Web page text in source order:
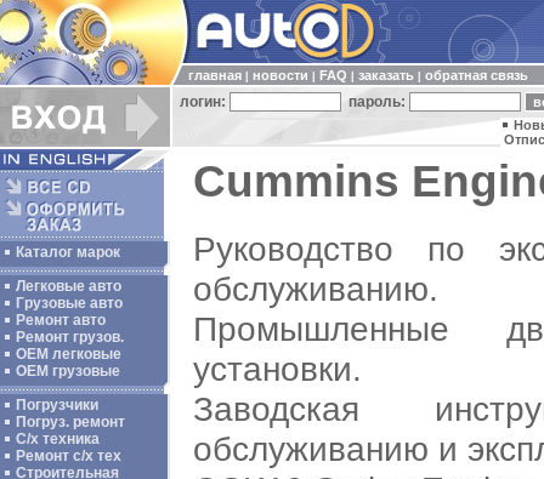
главная новости FAQ заказать обратная связь
логин: пароль:
Каталог марок
Легковые авто
Грузовые авто
Ремонт авто
Ремонт грузов.
ОЕМ легковые
OEM грузовые
Погрузчики
Погруз. ремонт
С/х техника
Ремонт с/х тех
Строительная
Cummins
Руководство по
обслуживанию.
Промышленные
установки.
Заводская
обслуживанию и